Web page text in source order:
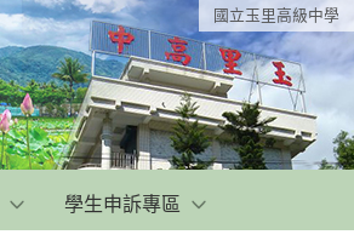
國立玉里高級中學
學生申訴專區